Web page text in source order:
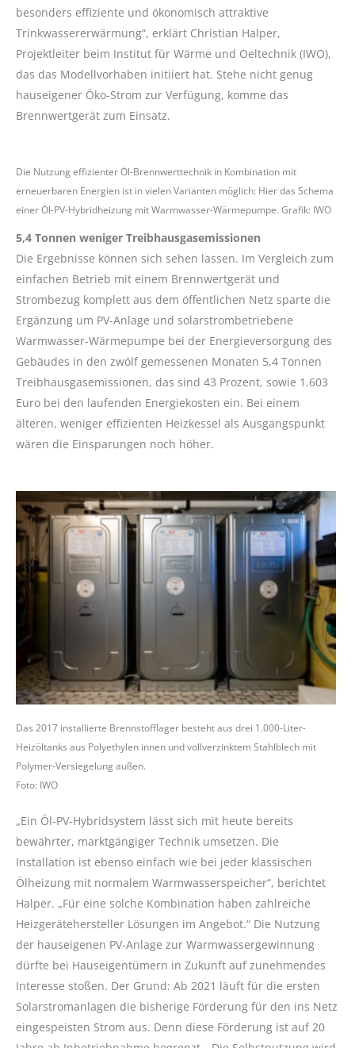
besonders effiziente und ökonomisch attraktive
Trinkwassererwärmung“, erklärt Christian Halper,
Projektleiter beim Institut für Wärme und Oeltechnik (IWO),
das das Modellvorhaben initiiert hat. Stehe nicht genug
hauseigener Öko-Strom zur Verfügung, komme das
Brennwertgerät zum Einsatz.
Die Nutzung effizienter Öl-Brennwerttechnik in Kombination mit
erneuerbaren Energien ist in vielen Varianten möglich: Hier das Schema
einer Öl-PV-Hybridheizung mit Warmwasser-Wärmepumpe. Grafik: IWO
5,4 Tonnen weniger Treibhausgasemissionen
Die Ergebnisse können sich sehen lassen. Im Vergleich zum
einfachen Betrieb mit einem Brennwertgerät und
Strombezug komplett aus dem öffentlichen Netz sparte die
Ergänzung um PV-Anlage und solarstrombetriebene
Warmwasser-Wärmepumpe bei der Energieversorgung des
Gebäudes in den zwölf gemessenen Monaten 5,4 Tonnen
Treibhausgasemissionen, das sind 43 Prozent, sowie 1.603
Euro bei den laufenden Energiekosten ein. Bei einem
älteren, weniger effizienten Heizkessel als Ausgangspunkt
wären die Einsparungen noch höher.
Das 2017 installierte Brennstofflager besteht aus drei 1.000-Liter-
Heizöltanks aus Polyethylen innen und vollverzinktem Stahlblech mit
Polymer-Versiegelung außen.
Foto: IWO
„Ein Öl-PV-Hybridsystem lässt sich mit heute bereits
bewährter, marktgängiger Technik umsetzen. Die
Installation ist ebenso einfach wie bei jeder klassischen
Ölheizung mit normalem Warmwasserspeicher“, berichtet
Halper. „Für eine solche Kombination haben zahlreiche
Heizgerätehersteller Lösungen im Angebot.“ Die Nutzung
der hauseigenen PV-Anlage zur Warmwassergewinnung
dürfte bei Hauseigentümern in Zukunft auf zunehmendes
Interesse stoßen. Der Grund: Ab 2021 läuft für die ersten
Solarstromanlagen die bisherige Förderung für den ins Netz
eingespeisten Strom aus. Denn diese Förderung ist auf 20